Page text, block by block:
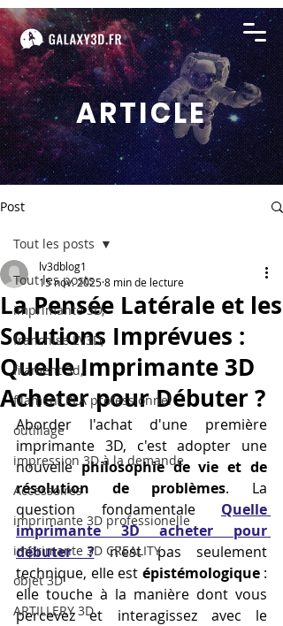
ARTICLE
Post
Tout les posts
imprimante 3D,
franchise LV3D,
filament 3d,
filament PLA professionnel
outillage
impression 3D à la demande
Accessoires
imprimante 3D professionelle
imprimante 3D CREALITY
objet 3D
ARTILLERY 3D
Tout les posts
La Pensée Latérale et les
Solutions Imprévues :
Quelle Imprimante 3D
Acheter pour Débuter ?
lv3dblog1
15 nov. 20258 min de lecture
Aborder l'achat d'une première
imprimante 3D, c'est adopter une
nouvelle philosophie de vie et de
résolution de problèmes. La
question fondamentale Quelle
imprimante 3D acheter pour
débuter ? n'est pas seulement
technique, elle est épistémologique :
elle touche à la manière dont vous
percevez et interagissez avec le